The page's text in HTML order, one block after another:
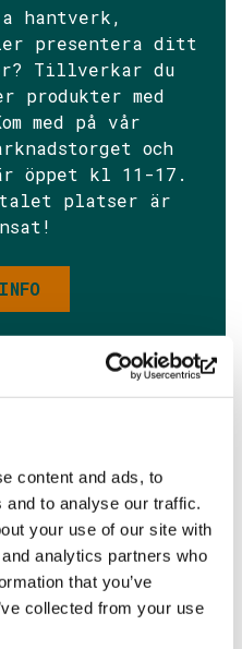
content and ads, to
to analyse our traffic.
your use of our site with
analytics partners who
that you’ve
collected from your use
hantverk,
presentera ditt
Tillverkar du
produkter med
med på vår
och
öppet kl 11-17.
platser är